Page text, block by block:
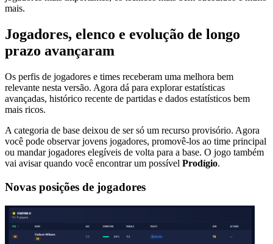
mais.
Jogadores, elenco e evolução de longo
prazo avançaram
Os perfis de jogadores e times receberam uma melhora bem
relevante nesta versão. Agora dá para explorar estatísticas
avançadas, histórico recente de partidas e dados estatísticos bem
mais ricos.
A categoria de base deixou de ser só um recurso provisório. Agora
você pode observar jovens jogadores, promovê-los ao time principal
ou mandar jogadores elegíveis de volta para a base. O jogo também
vai avisar quando você encontrar um possível Prodígio.
Novas posições de jogadores